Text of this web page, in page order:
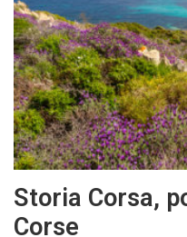
Storia Corsa,
Corse